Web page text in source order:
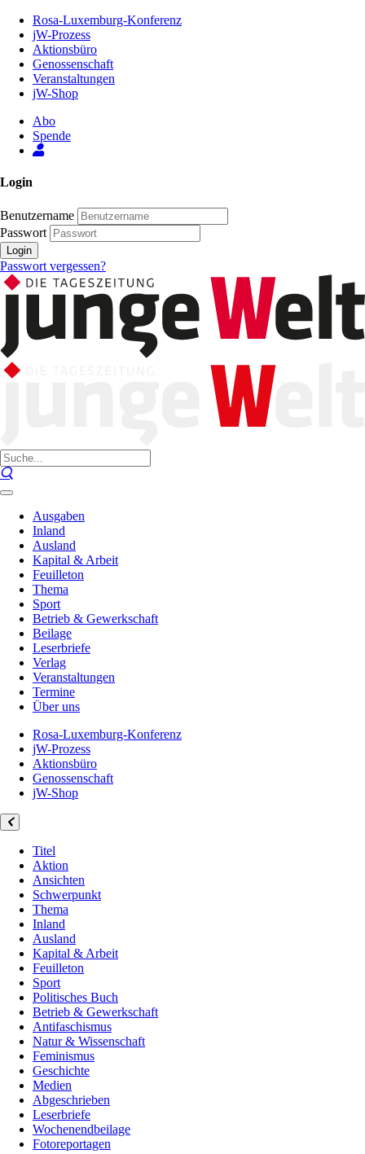
Inhalt
Seite
Rosa-Luxemburg-Konferenz
jW-Prozess
Aktionsbüro
Genossenschaft
Veranstaltungen
jW-Shop
Abo
Spende
Login
Benutzername
Passwort
Login
Passwort vergessen?
Ausgaben
Inland
Ausland
Kapital & Arbeit
Feuilleton
Thema
Sport
Betrieb & Gewerkschaft
Beilage
Leserbriefe
Verlag
Veranstaltungen
Termine
Über uns
Rosa-Luxemburg-Konferenz
jW-Prozess
Aktionsbüro
Genossenschaft
jW-Shop
Titel
Aktion
Ansichten
Schwerpunkt
Thema
Inland
Ausland
Kapital & Arbeit
Feuilleton
Sport
Politisches Buch
Betrieb & Gewerkschaft
Antifaschismus
Natur & Wissenschaft
Feminismus
Geschichte
Medien
Abgeschrieben
Leserbriefe
Wochenendbeilage
Fotoreportagen